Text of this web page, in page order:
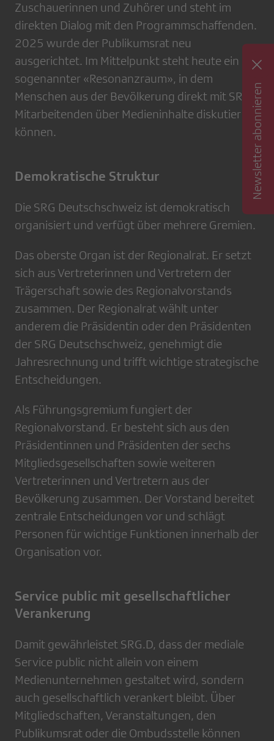
Zuschauerinnen und Zuhörer und steht im
direkten Dialog mit den Programmschaffenden.
2025 wurde der Publikumsrat neu
ausgerichtet. Im Mittelpunkt steht heute ein
sogenannter «Resonanzraum», in dem
Menschen aus der Bevölkerung direkt mit SRF-
Mitarbeitenden über Medieninhalte diskutieren
können.
Demokratische Struktur
Die SRG Deutschschweiz ist demokratisch
organisiert und verfügt über mehrere Gremien.
Das oberste Organ ist der Regionalrat. Er setzt
sich aus Vertreterinnen und Vertretern der
Trägerschaft sowie des Regionalvorstands
zusammen. Der Regionalrat wählt unter
anderem die Präsidentin oder den Präsidenten
der SRG Deutschschweiz, genehmigt die
Jahresrechnung und trifft wichtige strategische
Entscheidungen.
Als Führungsgremium fungiert der
Regionalvorstand. Er besteht sich aus den
Präsidentinnen und Präsidenten der sechs
Mitgliedsgesellschaften sowie weiteren
Vertreterinnen und Vertretern aus der
Bevölkerung zusammen. Der Vorstand bereitet
zentrale Entscheidungen vor und schlägt
Personen für wichtige Funktionen innerhalb der
Organisation vor.
Service public mit gesellschaftlicher
Verankerung
Damit gewährleistet SRG.D, dass der mediale
Service public nicht allein von einem
Medienunternehmen gestaltet wird, sondern
auch gesellschaftlich verankert bleibt. Über
Mitgliedschaften, Veranstaltungen, den
Publikumsrat oder die Ombudsstelle können
Newsletter abonnieren